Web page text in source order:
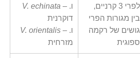
לפרי 3 קרניים,
בין מגורות הפרי
גושים של רקמה
ספוגית
V. echinata – ו.
דוקרנית
V. orientalis – ו.
מזרחית